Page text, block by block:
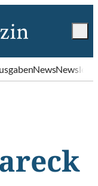
News